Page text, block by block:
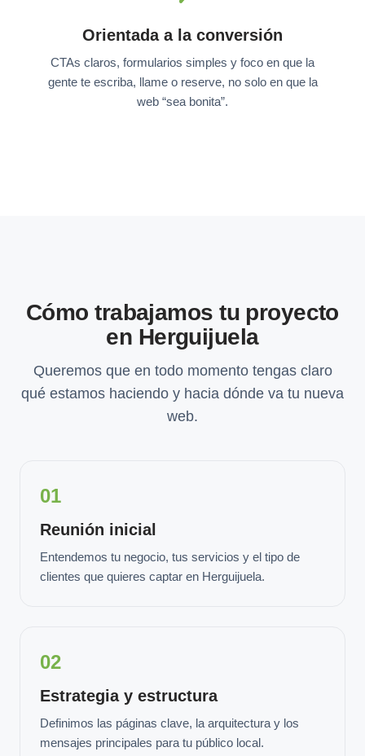
Orientada a la conversión
CTAs claros, formularios simples y foco en que la
gente te escriba, llame o reserve, no solo en que la
web “sea bonita”.
Cómo trabajamos tu proyecto
en Herguijuela
Queremos que en todo momento tengas claro
qué estamos haciendo y hacia dónde va tu nueva
web.
01
Reunión inicial
Entendemos tu negocio, tus servicios y el tipo de
clientes que quieres captar en Herguijuela.
02
Estrategia y estructura
Definimos las páginas clave, la arquitectura y los
mensajes principales para tu público local.